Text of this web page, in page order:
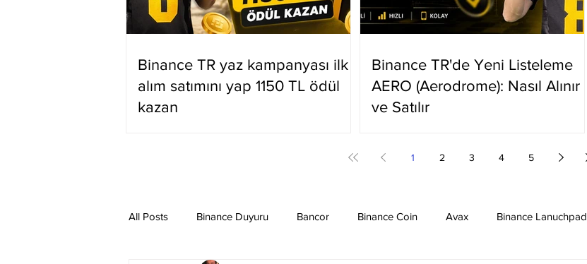
Binance TR yaz kampanyası ilk
alım satımını yap 1150 TL ödül
kazan
Binance TR'de Yeni Listeleme
AERO (Aerodrome): Nasıl Alınır
ve Satılır
1 2 3 4 5
All Posts Binance Duyuru Bancor Binance Coin Avax Binance Lanuchpad